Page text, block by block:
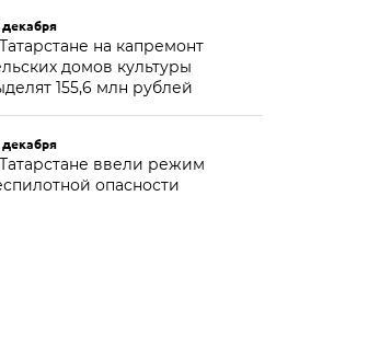
на капремонт
домов культуры
155,6 млн рублей
ввели режим
опасности